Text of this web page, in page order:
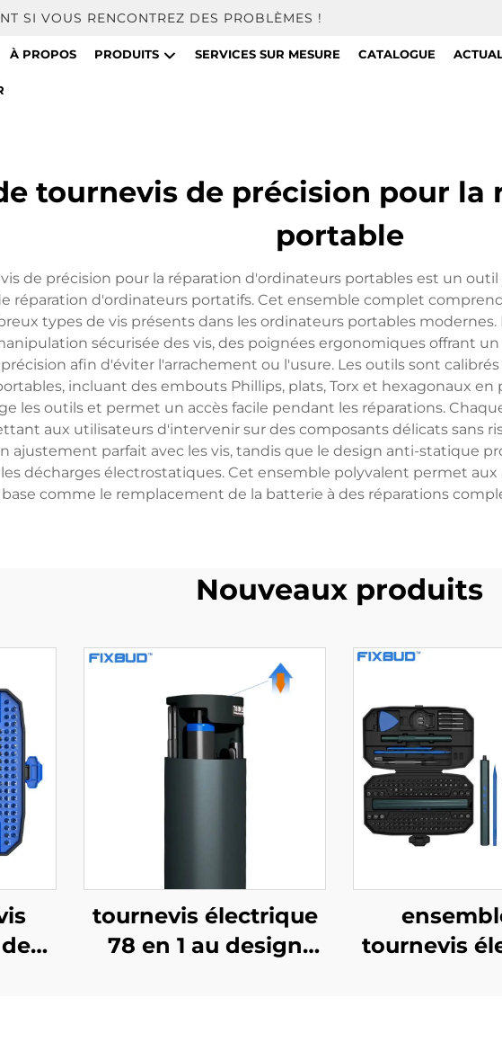
SI VOUS RENCONTREZ DES PROBLÈMES !
À PROPOS PRODUITS SERVICES SUR MESURE CATALOGUE
tournevis de précision pour
portable
de précision pour la réparation d'ordinateurs portables est un
réparation d'ordinateurs portatifs. Cet ensemble complet
types de vis présents dans les ordinateurs portables
sécurisée des vis, des poignées ergonomiques offrant
afin d'éviter l'arrachement ou l'usure. Les outils sont
incluant des embouts Phillips, plats, Torx et hexagonaux
les outils et permet un accès facile pendant les réparations.
aux utilisateurs d'intervenir sur des composants délicats sans
ajustement parfait avec les vis, tandis que le design anti-statique
décharges électrostatiques. Cet ensemble polyvalent permet
comme le remplacement de la batterie à des réparations
Nouveaux produits
tournevis électrique
78 en 1 au design
tournevis